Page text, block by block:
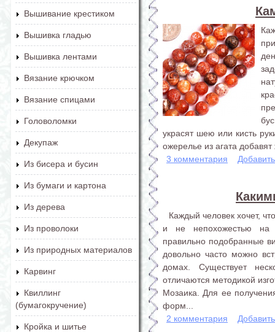
Вышивание крестиком
Вышивка гладью
Вышивка лентами
Вязание крючком
Вязание спицами
Головоломки
Декупаж
Из бисера и бусин
Из бумаги и картона
Из дерева
Из проволоки
Из природных материалов
Карвинг
Квиллинг
(бумагокручение)
Кройка и шитье
украсят шею или кисть
ожерелье из агата
3 комментария
Каждый человек хочет,
и не непохожестью на
правильно подобранные
довольно часто можно
домах. Существует
отличаются методикой
Мозаика. Для ее
форм...
2 комментария